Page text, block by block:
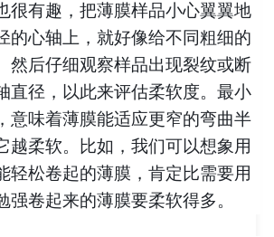
很有趣，把薄膜样品小心翼翼地
的心轴上，就好像给不同粗细的
然后仔细观察样品出现裂纹或断
直径，以此来评估柔软度。最小
意味着薄膜能适应更窄的弯曲半
越柔软。比如，我们可以想象用
轻松卷起的薄膜，肯定比需要用
强卷起来的薄膜要柔软得多。